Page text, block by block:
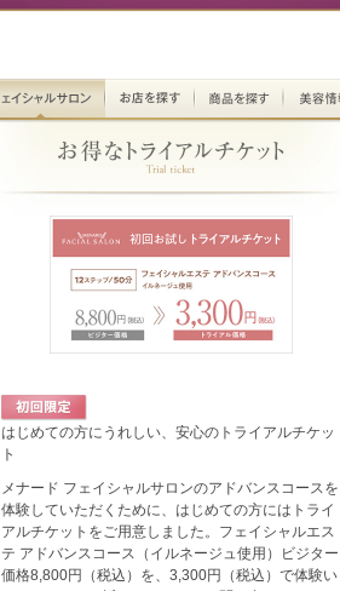
はじめての方にうれしい、安心のトライアルチケッ
ト
メナード フェイシャルサロンのアドバンスコースを
体験していただくために、はじめての方にはトライ
アルチケットをご用意しました。フェイシャルエス
テ アドバンスコース（イルネージュ使用）ビジター
価格8,800円（税込）を、3,300円（税込）で体験い